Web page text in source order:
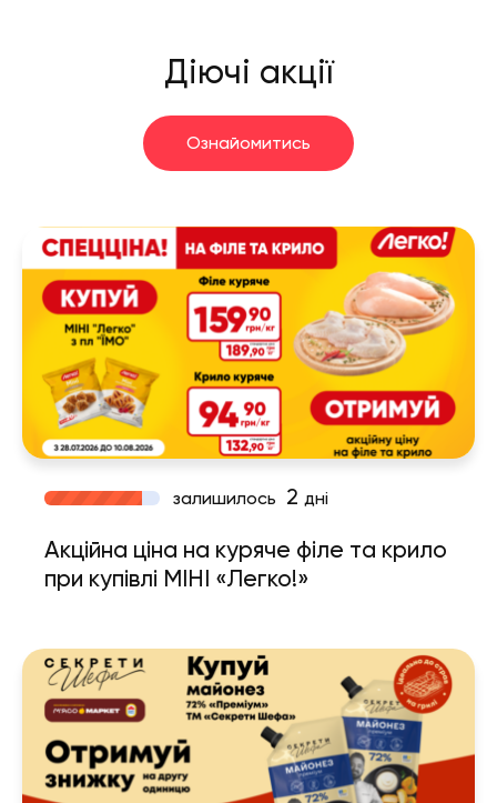
Діючі акції
Ознайомитись
залишилось 2 дні
Акційна ціна на куряче філе та крило
при купівлі МІНІ «Легко!»